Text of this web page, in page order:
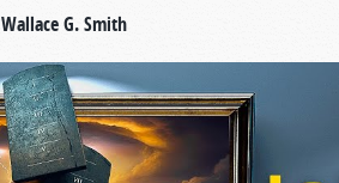
Wallace G. Smith